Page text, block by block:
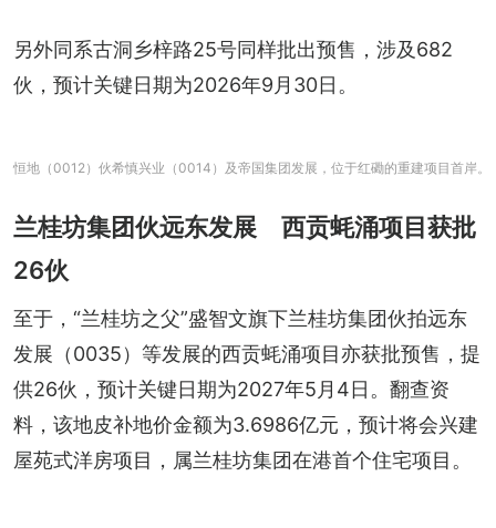
另外同系古洞乡梓路25号同样批出预售，涉及682
伙，预计关键日期为2026年9月30日。
恒地（0012）伙希慎兴业（0014）及帝国集团发展，位于红磡的重建项目首岸。
兰桂坊集团伙远东发展 西贡蚝涌项目获批
26伙
至于，“兰桂坊之父”盛智文旗下兰桂坊集团伙拍远东
发展（0035）等发展的西贡蚝涌项目亦获批预售，提
供26伙，预计关键日期为2027年5月4日。翻查资
料，该地皮补地价金额为3.6986亿元，预计将会兴建
屋苑式洋房项目，属兰桂坊集团在港首个住宅项目。